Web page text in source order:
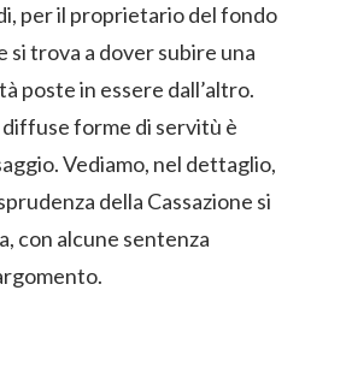
per il proprietario del fondo
si trova a dover subire una
poste in essere dall’altro.
diffuse forme di servitù è
Vediamo, nel dettaglio,
della Cassazione si
con alcune sentenza